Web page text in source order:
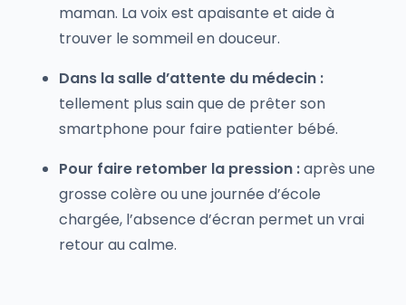
maman. La voix est apaisante et aide à
trouver le sommeil en douceur.
Dans la salle d’attente du médecin :
tellement plus sain que de prêter son
smartphone pour faire patienter bébé.
Pour faire retomber la pression :après une
grosse colère ou une journée d’école
chargée, l’absence d’écran permet un vrai
retour au calme.